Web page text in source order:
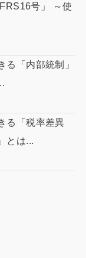
号」 ～使
る「内部統制」
る「税率差異
とは...